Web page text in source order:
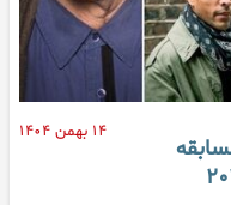
۱۴ بهمن ۱۴۰۴